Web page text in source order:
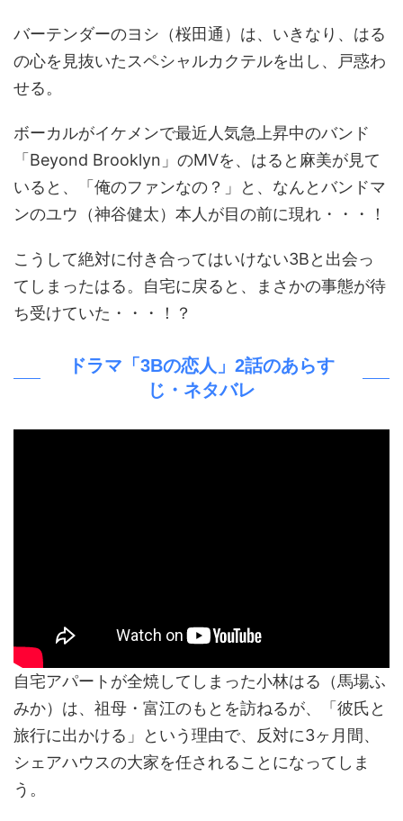
バーテンダーのヨシ（桜田通）は、いきなり、はる
の心を見抜いたスペシャルカクテルを出し、戸惑わ
せる。
ボーカルがイケメンで最近人気急上昇中のバンド
「Beyond Brooklyn」のMVを、はると麻美が見て
いると、「俺のファンなの？」と、なんとバンドマ
ンのユウ（神谷健太）本人が目の前に現れ・・・！
こうして絶対に付き合ってはいけない3Bと出会っ
てしまったはる。自宅に戻ると、まさかの事態が待
ち受けていた・・・！？
ドラマ「3Bの恋人」2話のあらす
じ・ネタバレ
自宅アパートが全焼してしまった小林はる（馬場ふ
みか）は、祖母・富江のもとを訪ねるが、「彼氏と
旅行に出かける」という理由で、反対に3ヶ月間、
シェアハウスの大家を任されることになってしま
う。